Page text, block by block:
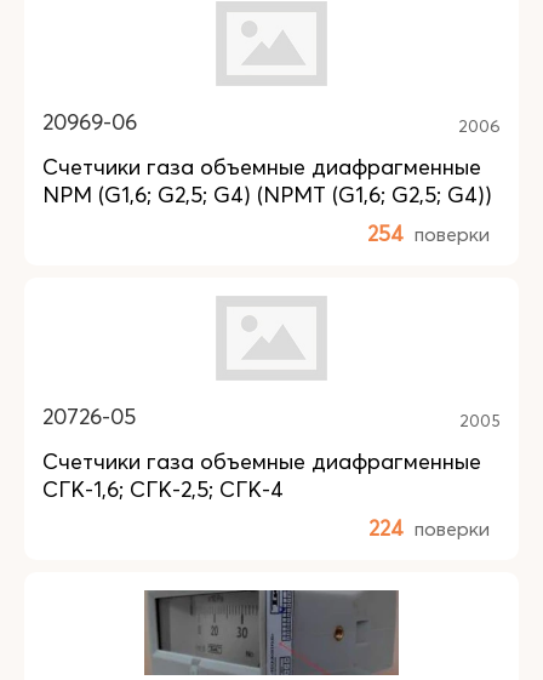
20969-06 2006
Счетчики газа объемные диафрагменные
NPM (G1,6; G2,5; G4) (NPMT (G1,6; G2,5; G4))
254 поверки
20726-05 2005
Счетчики газа объемные диафрагменные
СГК-1,6; СГК-2,5; СГК-4
224 поверки